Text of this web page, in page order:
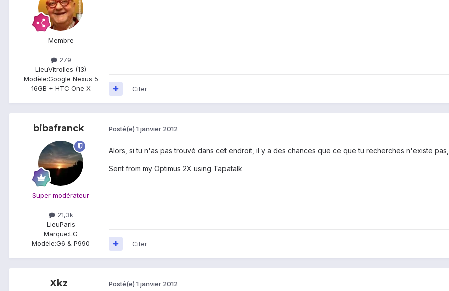
Membre
279
LieuVitrolles (13)
Modèle:Google Nexus 5
16GB + HTC One X
Citer
bibafranck
Super modérateur
21,3k
LieuParis
Marque:LG
Modèle:G6 & P990
Posté(e) 1 janvier 2012
Alors, si tu n'as pas trouvé dans cet endroit, il y a des chances que ce que tu recherches n'existe
Sent from my Optimus 2X using Tapatalk
Citer
Xkz Posté(e) 1 janvier 2012